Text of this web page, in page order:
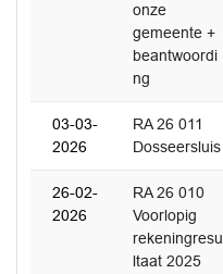
onze
gemeente +
beantwoordi
ng
03-03-
2026
RA 26 011
Dosseersluis
26-02-
2026
RA 26 010
Voorlopig
rekeningresu
ltaat 2025